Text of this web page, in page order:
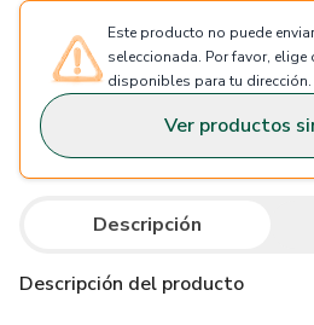
Este producto no puede
seleccionada. Por favor,
disponibles para tu dirección.
Ver productos
Descripción
Descripción del producto